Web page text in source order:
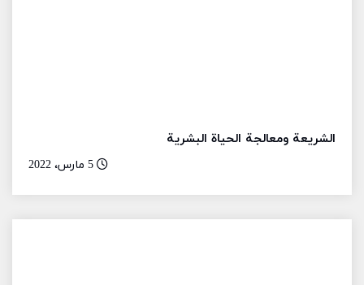
الشريعة ومعالجة الحياة البشرية